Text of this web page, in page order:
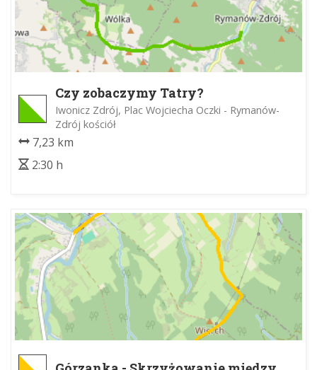
Czy zobaczymy Tatry?
Iwonicz Zdrój, Plac Wojciecha Oczki - Rymanów-
Zdrój kościół
7,23 km
2:30 h